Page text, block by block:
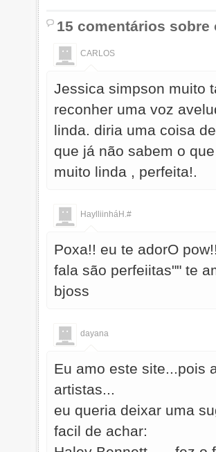
15 comentários sobre
CARLOS
Jessica simpson muito
reconher uma voz
linda. diria uma coisa
que já não sabem o
muito linda , perfeita!.
HaylliinháH.#
Poxa!! eu te adorO
fala são perfeiitas"" te
bjoss
dayana
Eu amo este site...pois
artistas...
eu queria deixar uma
facil de achar: